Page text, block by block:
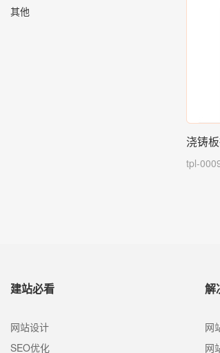
其他
浇铸
tpl-
建站必看
网站设计
SEO优化
解
网
网